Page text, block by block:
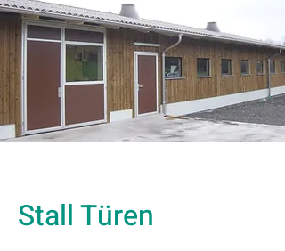
Stall Türen